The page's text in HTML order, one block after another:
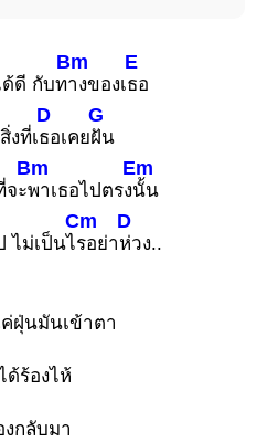
ด้ดี กับท
Bm
างของเ
E
ธอ
งที่เ
D
ธอเคย
G
ฝัน
ะ
Bm
พาเธอไปตรง
Em
นั้น
ไม่เป็นไ
Cm
รอย่า
D
ห่วง..
ฝุ่นมันเข้าตา
ด้ร้องไห้
งกลับมา